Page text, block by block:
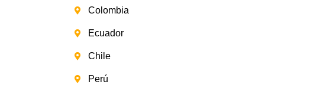
Colombia
Ecuador
Chile
Perú